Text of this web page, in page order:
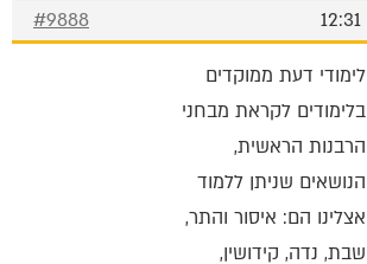
#9888
לימודי דעת ממוקדים
בלימודים לקראת מבחני
הרבנות הראשית,
הנושאים שניתן ללמוד
אצלינו הם: איסור והתר,
שבת, נדה, קידושין,